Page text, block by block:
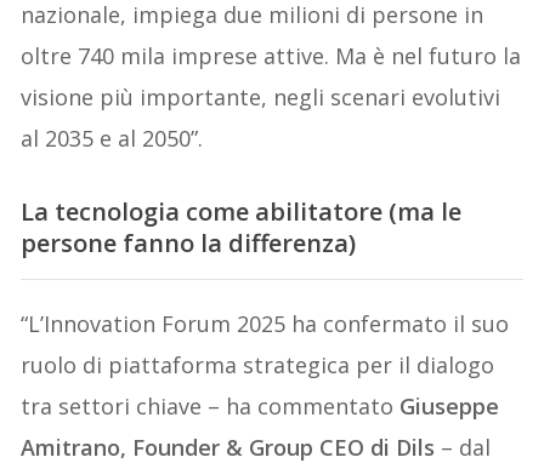
nazionale, impiega due milioni di persone in
oltre 740 mila imprese attive. Ma è nel futuro la
visione più importante, negli scenari evolutivi
al 2035 e al 2050”.
La tecnologia come abilitatore (ma le
persone fanno la differenza)
“L’Innovation Forum 2025 ha confermato il suo
ruolo di piattaforma strategica per il dialogo
tra settori chiave – ha commentato Giuseppe
Amitrano, Founder & Group CEO di Dils – dal